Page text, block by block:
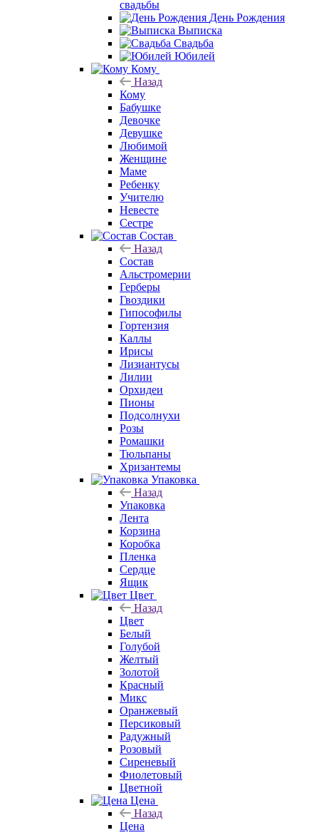
свадьбы
День Рождения
Выписка
Свадьба
Юбилей
Кому
Назад
Кому
Бабушке
Девочке
Девушке
Любимой
Женщине
Маме
Ребенку
Учителю
Невесте
Сестре
Состав
Назад
Состав
Альстромерии
Герберы
Гвоздики
Гипософилы
Гортензия
Каллы
Ирисы
Лизиантусы
Лилии
Орхидеи
Пионы
Подсолнухи
Розы
Ромашки
Тюльпаны
Хризантемы
Упаковка
Назад
Упаковка
Лента
Корзина
Коробка
Пленка
Сердце
Ящик
Цвет
Назад
Цвет
Белый
Голубой
Желтый
Золотой
Красный
Микс
Оранжевый
Персиковый
Радужный
Розовый
Сиреневый
Фиолетовый
Цветной
Цена
Назад
Цена